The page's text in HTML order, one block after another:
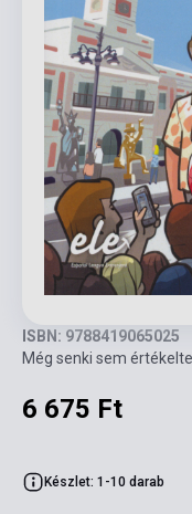
ISBN: 9788419065025
Még senki sem
6 675 Ft
Készlet: 1-10 darab